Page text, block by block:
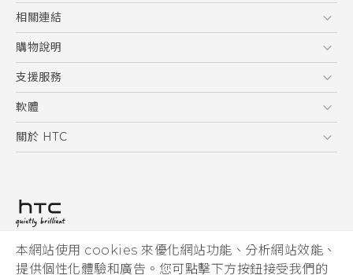
本網站使用 cookies 來優化網站功能、分析網站效能、
提供個性化體驗和廣告。您可點擊下方按鈕接受我們的
5G
智慧型手機
配件
相關連結
HTC Research
購物說明
購物須知
訂單管理
付款方式
支援服務
到府收送維修服務
服務中心資訊
客戶服務佈告欄
軟體
應用程式
HTC Sync Manager
關於 HTC
投資人
隱私權政策
© 2011-2026 HTC Corporation